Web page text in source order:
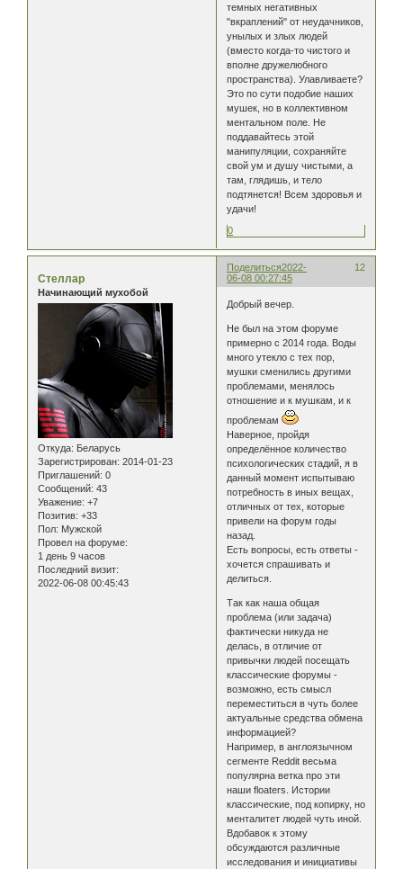
темных негативных
"вкраплений" от неудачников,
унылых и злых людей
(вместо когда-то чистого и
вполне дружелюбного
пространства). Улавливаете?
Это по сути подобие наших
мушек, но в коллективном
ментальном поле. Не
поддавайтесь этой
манипуляции, сохраняйте
свой ум и душу чистыми, а
там, глядишь, и тело
подтянется! Всем здоровья и
удачи!
0
Поделиться 12
2022-
06-08 00:27:45
Стеллар
Начинающий мухобой
Откуда: Беларусь
Зарегистрирован: 2014-01-23
Приглашений: 0
Сообщений: 43
Уважение: +7
Позитив: +33
Пол: Мужской
Провел на форуме:
1 день 9 часов
Последний визит:
2022-06-08 00:45:43
Добрый вечер.
Не был на этом форуме
примерно с 2014 года. Воды
много утекло с тех пор,
мушки сменились другими
проблемами, менялось
отношение и к мушкам, и к
проблемам
Наверное, пройдя
определённое количество
психологических стадий, я в
данный момент испытываю
потребность в иных вещах,
отличных от тех, которые
привели на форум годы
назад.
Есть вопросы, есть ответы -
хочется спрашивать и
делиться.
Так как наша общая
проблема (или задача)
фактически никуда не
делась, в отличие от
привычки людей посещать
классические форумы -
возможно, есть смысл
переместиться в чуть более
актуальные средства обмена
информацией?
Например, в англоязычном
сегменте Reddit весьма
популярна ветка про эти
наши floaters. Истории
классические, под копирку, но
менталитет людей чуть иной.
Вдобавок к этому
обсуждаются различные
исследования и инициативы